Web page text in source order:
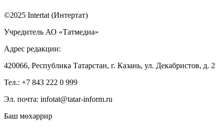
©2025 Intertat (Интертат)
Учредитель АО «Татмедиа»
Адрес редакции:
420066, Республика Татарстан, г. Казань, ул. Декабристов, д. 2
Тел.: +7 843 222 0 999
Эл. почта: infotat@tatar-inform.ru
Баш мөхәррир